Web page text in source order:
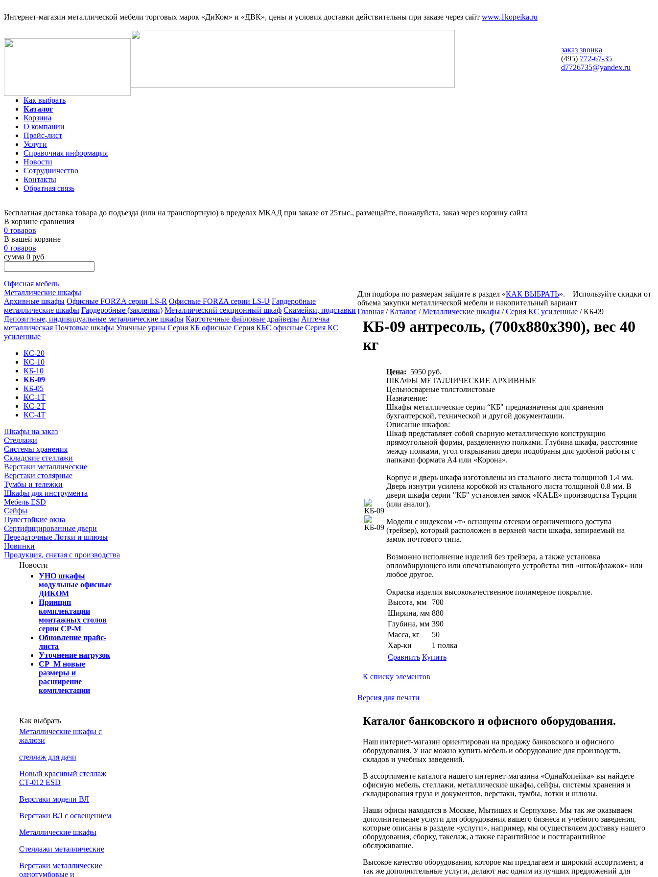
Интернет-магазин металлической мебели торговых марок «ДиКом» и «ДВК», цены и условия доставки действительны при заказе через сайт www.1kopeika.ru
заказ звонка
(495) 772-67-35
d7726735@yandex.ru
Как выбрать
Каталог
Корзина
О компании
Прайс-лист
Услуги
Справочная информация
Новости
Сотрудничество
Контакты
Обратная связь
Бесплатная доставка товара до подъезда (или на транспортную) в пределах МКАД при заказе от 25тыс., размещайте, пожалуйста, заказ через корзину сайта
В корзине сравнения
0 товаров
В вашей корзине
0 товаров
сумма 0 руб
Офисная мебель
Металлические шкафы
Архивные шкафы Офисные FORZA серии LS-R Офисные FORZA серии LS-U Гардеробные
металлические шкафы Гардеробные (заклепки) Металлический секционный шкаф Скамейки, подставки
Депозитные, индивидуальные металлические шкафы Картотечные файловые драйверы Аптечка
металлическая Почтовые шкафы Уличные урны Серия КБ офисные Серия КБС офисные Серия КC
усиленные
КС-20
КС-10
КБ-10
КБ-09
КБ-05
КС-1Т
КС-2Т
КС-4Т
Шкафы на заказ
Стеллажи
Системы хранения
Складские стеллажи
Верстаки металлические
Верстаки столярные
Тумбы и тележки
Шкафы для инструмента
Мебель ESD
Сейфы
Пулестойкие окна
Сертифицированные двери
Передаточные Лотки и шлюзы
Новинки
Продукция, снятая с производства
Новости
УНО шкафы
модульные офисные
ДИКОМ
Принцип
комплектации
монтажных столов
серии СР-М
Обновление прайс-
листа
Уточнение нагрузок
СР_М новые
размеры и
расширение
комплектации
Как выбрать
Металлические шкафы с
жалюзи
cтеллаж для дачи
Новый красивый стеллаж
СТ-012 ESD
Верстаки модели ВЛ
Верстаки ВЛ с освещением
Металлические шкафы
Стеллажи металлические
Верстаки металлические
однотумбовые и
Для подбора по размерам зайдите в раздел «КАК ВЫБРАТЬ».
Используйте скидки от
объема закупки металлической мебели и накопительный вариант
Главная /Каталог /Металлические шкафы /Серия КC усиленные / КБ-09
КБ-09 антресоль, (700х880х390), вес 40
кг
Цена: 5950 руб.
ШКАФЫ МЕТАЛЛИЧЕСКИЕ АРХИВНЫЕ
Цельносварные толстолистовые
Назначение:
Шкафы металлические серии “КБ" предназначены для хранения
бухгалтерской, технической и другой документации.
Описание шкафов:
Шкаф представляет собой сварную металлическую конструкцию
прямоугольной формы, разделенную полками. Глубина шкафа, расстояние
между полками, угол открывания двери подобраны для удобной работы с
папками формата А4 или «Корона».
Корпус и дверь шкафа изготовлены из стального листа толщиной 1.4 мм.
Дверь изнутри усилена коробкой из стального листа толщиной 0.8 мм. В
двери шкафа серии "КБ" установлен замок «KALE» производства Турции
(или аналог).
Модели с индексом «т» оснащены отсеком ограниченного доступа
(трейзер), который расположен в верхней части шкафа, запираемый на
замок почтового типа.
Возможно исполнение изделий без трейзера, а также установка
опломбирующего или опечатывающего устройства тип «шток/флажок» или
любое другое.
Окраска изделия высококачественное полимерное покрытие.
Высота, мм
700
Ширина, мм 880
Глубина, мм 390
Масса, кг
50
Хар-ки
1 полка
Сравнить Купить
К списку элементов
Версия для печати
Каталог банковского и офисного оборудования.
Наш интернет-магазин ориентирован на продажу банковского и офисного
оборудования. У нас можно купить мебель и оборудование для производств,
складов и учебных заведений.
В ассортименте каталога нашего интернет-магазина «ОднаКопейка» вы найдете
офисную мебель, стеллажи, металлические шкафы, сейфы, системы хранения и
складирования груза и документов, верстаки, тумбы, лотки и шлюзы.
Наши офисы находятся в Москве, Мытищах и Серпухове. Мы так же оказываем
дополнительные услуги для оборудования вашего бизнеса и учебного заведения,
которые описаны в разделе «услуги», например, мы осуществляем доставку нашего
оборудования, сборку, такелаж, а также гарантийное и постгарантийное
обслуживание.
Высокое качество оборудования, которое мы предлагаем и широкий ассортимент, а
так же дополнительные услуги, делают нас одним из лучших предложений для